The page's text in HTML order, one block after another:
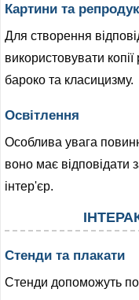
Картини та
Для створення
використовувати
бароко та класицизму.
Освітлення
Особлива увага
воно має відповідати
інтер'єр.
Стенди та плакати
Стенди допоможуть